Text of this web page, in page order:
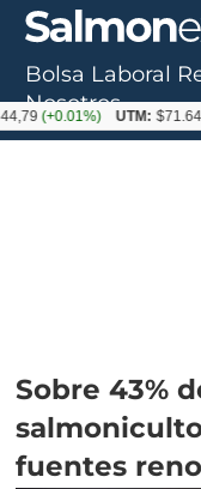
Sobre 43%
fuentes
Bolsa Laboral
Nosotros
UTM: $71.649